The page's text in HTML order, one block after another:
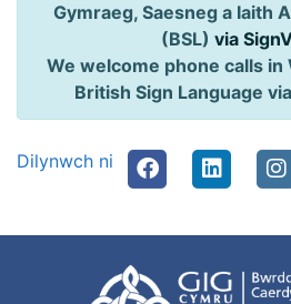
Gymraeg, Saesneg a Iaith
(BSL) via
We welcome phone calls in
British Sign Language via
Dilynwch ni